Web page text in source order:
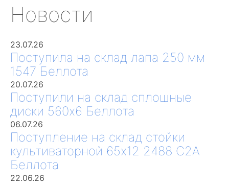
Новости
23.07.26
Поступила на склад лапа 250 мм
1547 Беллота
20.07.26
Поступили на склад сплошные
диски 560х6 Беллота
06.07.26
Поступление на склад стойки
культиваторной 65х12 2488 С2А
Беллота
22.06.26